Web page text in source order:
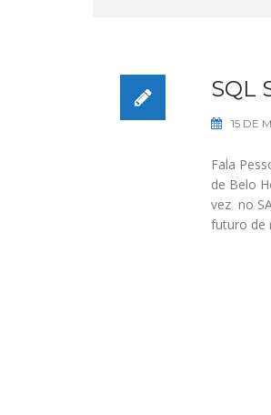
SQL
15 DE
Fala
de Belo
vez no
futuro de